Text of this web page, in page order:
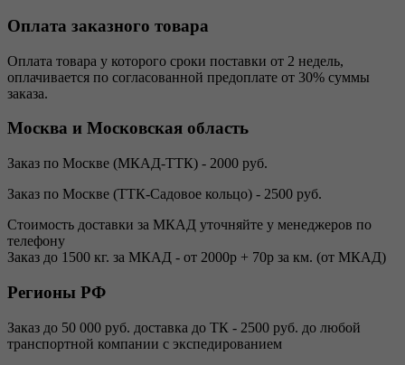
Оплата заказного товара
Оплата товара у которого сроки поставки от 2 недель,
оплачивается по согласованной предоплате от 30% суммы
заказа.
Москва и Московская область
Заказ по Москве (МКАД-ТТК) - 2000 руб.
Заказ по Москве (ТТК-Садовое кольцо) - 2500 руб.
Стоимость доставки за МКАД уточняйте у менеджеров по
телефону
Заказ до 1500 кг. за МКАД - от 2000р + 70р за км. (от МКАД)
Регионы РФ
Заказ до 50 000 руб. доставка до ТК - 2500 руб. до любой
транспортной компании с экспедированием